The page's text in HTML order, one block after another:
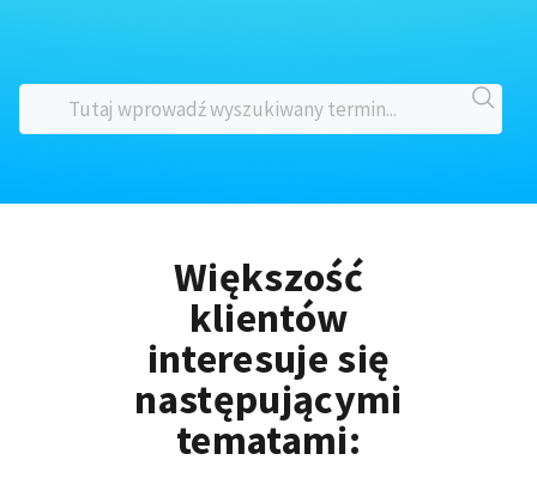
Większość
klientów
interesuje się
następującymi
tematami: